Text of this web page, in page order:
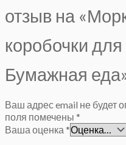
отзыв на
коробочки
Бумажная
Ваш адрес email не будет
поля помечены *
Ваша оценка *